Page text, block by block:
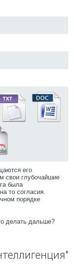
его
свои глубочайшие
была
то согласия.
порядке
делать дальше?